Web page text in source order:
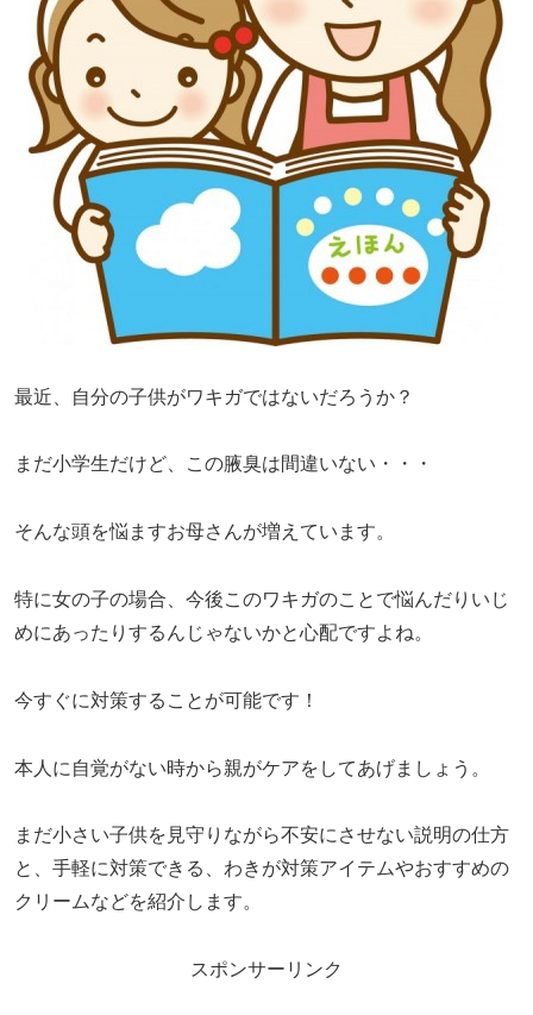
最近、自分の子供がワキガではないだろうか？
まだ小学生だけど、この腋臭は間違いない・・・
そんな頭を悩ますお母さんが増えています。
特に女の子の場合、今後このワキガのことで悩んだりいじ
めにあったりするんじゃないかと心配ですよね。
今すぐに対策することが可能です！
本人に自覚がない時から親がケアをしてあげましょう。
まだ小さい子供を見守りながら不安にさせない説明の仕方
と、手軽に対策できる、わきが対策アイテムやおすすめの
クリームなどを紹介します。
スポンサーリンク